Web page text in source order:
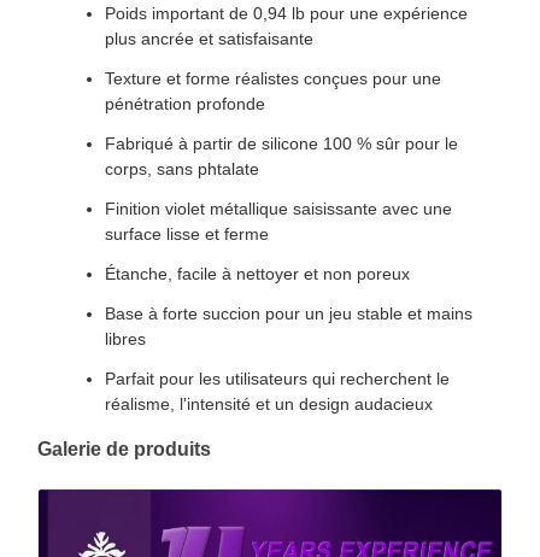
Poids important de 0,94 lb pour une expérience
plus ancrée et satisfaisante
Texture et forme réalistes conçues pour une
pénétration profonde
Fabriqué à partir de silicone 100 % sûr pour le
corps, sans phtalate
Finition violet métallique saisissante avec une
surface lisse et ferme
Étanche, facile à nettoyer et non poreux
Base à forte succion pour un jeu stable et mains
libres
Parfait pour les utilisateurs qui recherchent le
réalisme, l'intensité et un design audacieux
Galerie de produits